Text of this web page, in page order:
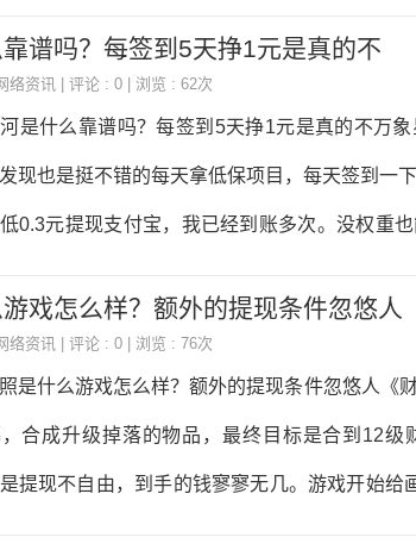
过关了，这三次的小金额确实能提现。不过，
谱吗？每签到5天挣1元是真的不
络资讯 | 评论 : 0 | 浏览 : 62次
是什么靠谱吗？每签到5天挣1元是真的不万
现也是挺不错的每天拿低保项目，每天签到一
0.3元提现支付宝，我已经到账多次。没权重
元，如果你中断了，又从第1天
戏怎么样？额外的提现条件忽悠人
络资讯 | 评论 : 0 | 浏览 : 76次
是什么游戏怎么样？额外的提现条件忽悠人《
合成升级掉落的物品，最终目标是合到12级
提现不自由，到手的钱寥寥无几。游戏开始给